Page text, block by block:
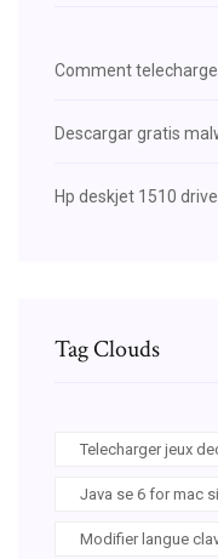
Comment
Descargar gratis
Hp deskjet 1510
Tag Clouds
Telecharger jeux
Java se 6 for mac
Modifier langue